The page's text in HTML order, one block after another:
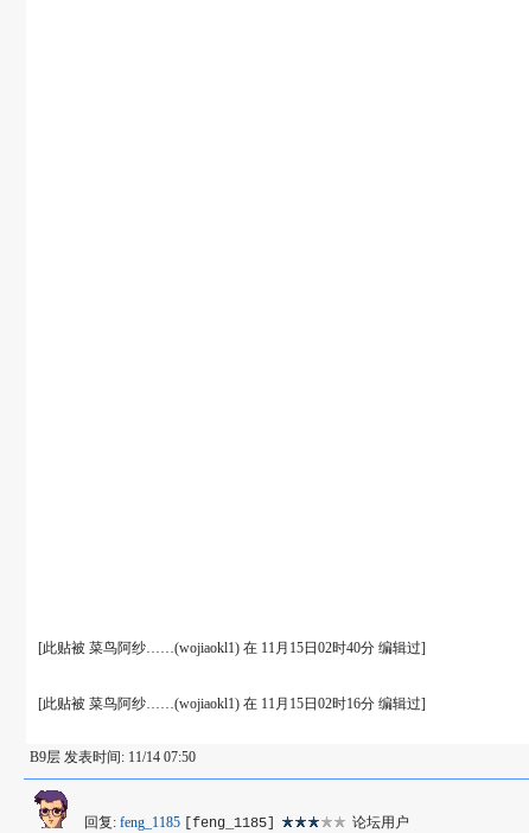
[此贴被 菜鸟阿纱……(wojiaokl1) 在 11月15日02时40分 编辑过]
[此贴被 菜鸟阿纱……(wojiaokl1) 在 11月15日02时16分 编辑过]
B9层 发表时间: 11/14 07:50
回复: feng_1185 [feng_1185] 论坛用户